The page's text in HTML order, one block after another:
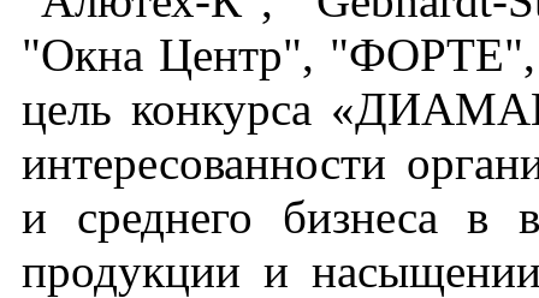
"Ок­на Центр", "ФОР­ТЕ",
цель кон­курса
ин­те­ресо­ван­ности
и сред­не­го биз­не­са в
про­дук­ции и